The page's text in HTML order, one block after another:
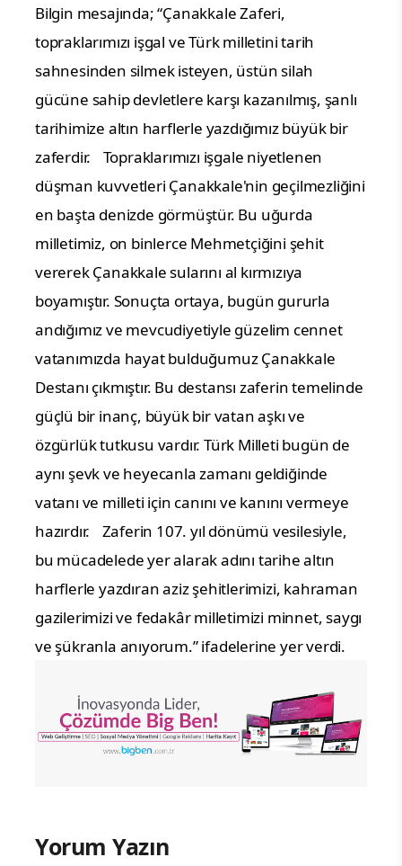
Bilgin mesajında; “Çanakkale Zaferi,
topraklarımızı işgal ve Türk milletini tarih
sahnesinden silmek isteyen, üstün silah
gücüne sahip devletlere karşı kazanılmış, şanlı
tarihimize altın harflerle yazdığımız büyük bir
zaferdir.
Topraklarımızı işgale niyetlenen
düşman kuvvetleri Çanakkale'nin geçilmezliğini
en başta denizde görmüştür. Bu uğurda
milletimiz, on binlerce Mehmetçiğini şehit
vererek Çanakkale sularını al kırmızıya
boyamıştır. Sonuçta ortaya, bugün gururla
andığımız ve mevcudiyetiyle güzelim cennet
vatanımızda hayat bulduğumuz Çanakkale
Destanı çıkmıştır. Bu destansı zaferin temelinde
güçlü bir inanç, büyük bir vatan aşkı ve
özgürlük tutkusu vardır. Türk Milleti bugün de
aynı şevk ve heyecanla zamanı geldiğinde
vatanı ve milleti için canını ve kanını vermeye
hazırdır.
Zaferin 107. yıl dönümü vesilesiyle,
bu mücadelede yer alarak adını tarihe altın
harflerle yazdıran aziz şehitlerimizi, kahraman
gazilerimizi ve fedakâr milletimizi minnet, saygı
ve şükranla anıyorum.” ifadelerine yer verdi.
Yorum Yazın